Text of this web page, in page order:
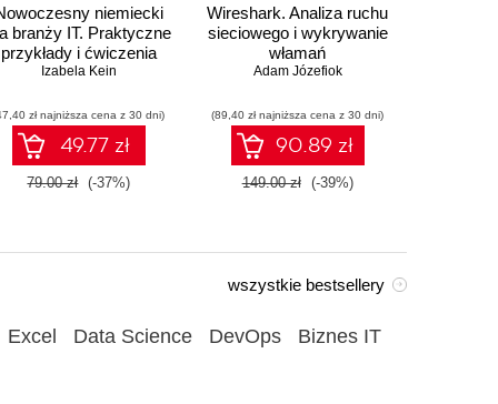
niemiecki
branży IT. Praktyczne
przykłady i ćwiczenia
Izabela Kein
zł najniższa cena z 30 dni)
49.77 zł
79.00 zł (-37%)
Wireshark. Analiza ruchu
sieciowego i wykrywanie
włamań
Adam Józefiok
(89,40 zł najniższa cena z 30 dni)
90.89 zł
149.00 zł (-39%)
wszystkie bestsellery
Excel Data Science DevOps Biznes IT